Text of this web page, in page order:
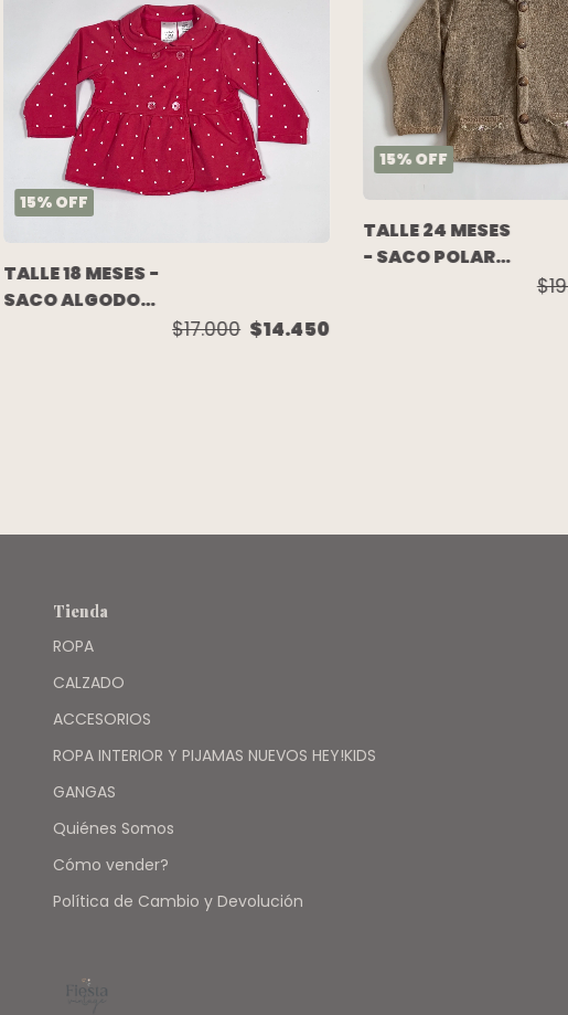
15% OFF
TALLE 18 MESES -
SACO ALGODON
$17.000 $14.450
15% OFF
TALLE 24 MESES
- SACO POLAR
Tienda
ROPA
CALZADO
ACCESORIOS
ROPA INTERIOR Y PIJAMAS NUEVOS HEY!KIDS
GANGAS
Quiénes Somos
Cómo vender?
Política de Cambio y Devolución